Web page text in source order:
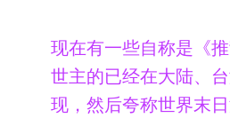
现在有一些自称是《
世主的已经在大陆、
现，然后夸称世界末